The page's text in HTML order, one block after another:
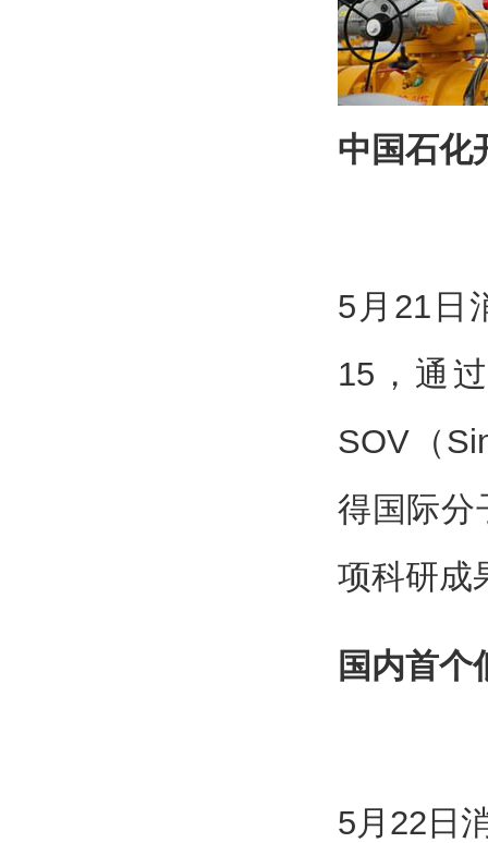
中国石化
5月21日
15，通
SOV（
得国际分
项科研成
国内首个
5月22日